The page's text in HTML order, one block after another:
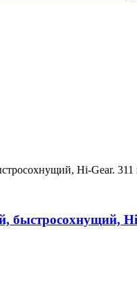
быстросохнущий,